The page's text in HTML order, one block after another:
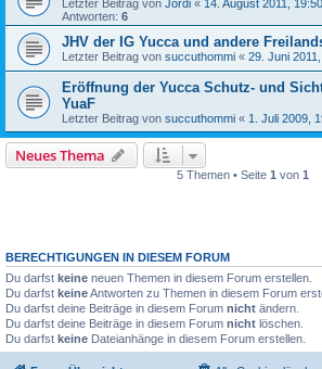
Letzter Beitrag von Jordi « 14. August 2011, 19:50
Antworten: 6
JHV der IG Yucca und andere
Letzter Beitrag von succuthommi « 29. Juni
Eröffnung der Yucca Schutz- und
YuaF
Letzter Beitrag von succuthommi « 1. Juli 2009,
Neues Thema
5 Themen • Seite 1 von 1
BERECHTIGUNGEN IN DIESEM FORUM
Du darfst keine neuen Themen in diesem Forum erstellen.
Du darfst keineAntworten zu Themen in diesem Forum
Du darfst deine Beiträge in diesem Forum nicht ändern.
Du darfst deine Beiträge in diesem Forum nicht löschen.
Du darfst keine Dateianhänge in diesem Forum erstellen.